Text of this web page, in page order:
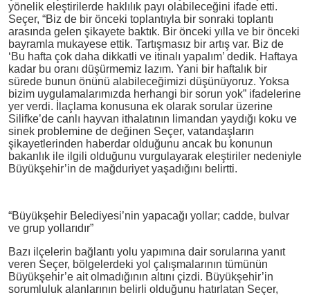
yönelik eleştirilerde haklılık payı olabileceğini ifade etti.
Seçer, “Biz de bir önceki toplantıyla bir sonraki toplantı
arasında gelen şikayete baktık. Bir önceki yılla ve bir önceki
bayramla mukayese ettik. Tartışmasız bir artış var. Biz de
‘Bu hafta çok daha dikkatli ve itinalı yapalım’ dedik. Haftaya
kadar bu oranı düşürmemiz lazım. Yani bir haftalık bir
sürede bunun önünü alabileceğimizi düşünüyoruz. Yoksa
bizim uygulamalarımızda herhangi bir sorun yok” ifadelerine
yer verdi. İlaçlama konusuna ek olarak sorular üzerine
Silifke’de canlı hayvan ithalatının limandan yaydığı koku ve
sinek problemine de değinen Seçer, vatandaşların
şikayetlerinden haberdar olduğunu ancak bu konunun
bakanlık ile ilgili olduğunu vurgulayarak eleştiriler nedeniyle
Büyükşehir’in de mağduriyet yaşadığını belirtti.
“Büyükşehir Belediyesi’nin yapacağı yollar; cadde, bulvar
ve grup yollarıdır”
Bazı ilçelerin bağlantı yolu yapımına dair sorularına yanıt
veren Seçer, bölgelerdeki yol çalışmalarının tümünün
Büyükşehir’e ait olmadığının altını çizdi. Büyükşehir’in
sorumluluk alanlarının belirli olduğunu hatırlatan Seçer,